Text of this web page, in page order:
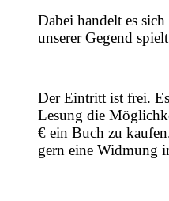
Dabei handelt es
unserer Gegend
Der Eintritt ist frei.
Lesung die
€ ein Buch zu
gern eine Widmung